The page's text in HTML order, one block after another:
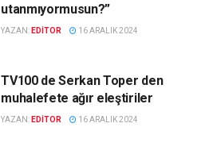
utanmıyormusun?”
YAZAN: EDITOR 16 ARALIK 2024
TV100 de Serkan Toper den
muhalefete ağır eleştiriler
YAZAN: EDITOR 16 ARALIK 2024